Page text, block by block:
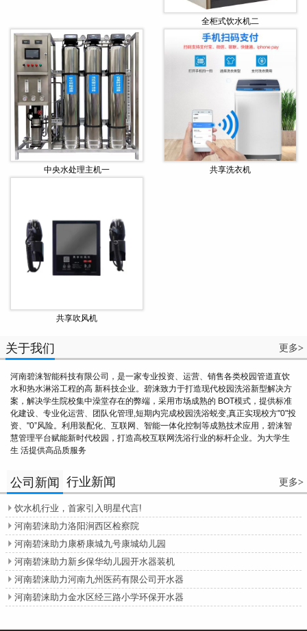
全柜式饮水机二
中央水处理主机一 共享洗衣机
共享吹风机
关于我们 更多>
河南碧涞智能科技有限公司，是一家专业投资、运营、销售各类校园管道直饮
水和热水淋浴工程的高 新科技企业。碧涞致力于打造现代校园洗浴新型解决方
案，解决学生院校集中澡堂存在的弊端，采用市场成熟的 BOT模式，提供标准
化建设、专业化运营、团队化管理,短期内完成校园洗浴蜕变,真正实现校方"0"投
资、"0”风险。利用装配化、互联网、智能一体化控制等成熟技术应用，碧涞智
慧管理平台赋能新时代校园，打造高校互联网洗浴行业的标杆企业。为大学生
生 活提供高品质服务
公司新闻 行业新闻 更多>
 饮水机行业，首家引入明星代言!
 河南碧涞助力洛阳涧西区检察院
 河南碧涞助力康桥康城九号康城幼儿园
 河南碧涞助力新乡保华幼儿园开水器装机
 河南碧涞助力河南九州医药有限公司开水器
 河南碧涞助力金水区经三路小学环保开水器